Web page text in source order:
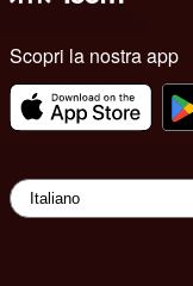
Scopri la nostra app